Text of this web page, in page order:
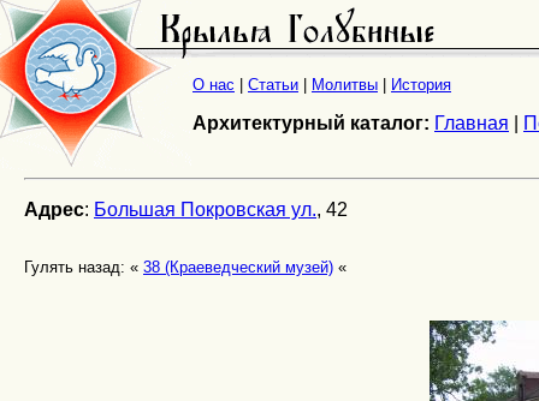
О нас Статьи Молитвы История
Архитектурный каталог: Главная
Адрес: Большая Покровская ул., 42
Гулять назад: « 38 (Краеведческий музей) «